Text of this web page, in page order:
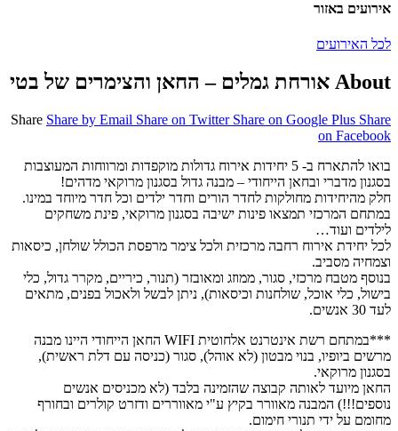
אירועים באזור
לכל האירועים
About אורחת גמלים – החאן והצימרים של בטי
Share Share by Email Share on Twitter Share on Google Plus Share
on Facebook
בואו להתארח ב- 5 יחידות אירוח גדולות מוקפדות ומרווחות המעוצבות
בסגנון מדברי ובחאן הייחודי – מבנה גדול בסגנון מרוקאי מדהים!
חלק מהיחידות מחולקות לחדר הורים וחדר ילדים וכל חדר מיוחד במינו.
במתחם המרכזי תמצאו פינות ישיבה בסגנון מרוקאי, פינת משחקים
לילדים ועוד…
לכל יחידת אירוח רחבה מרכזית ולכל צימר מרפסת הכולל שולחן, כיסאות
וצמחיה מסביב.
בנוסף מטבח מרכזי, סגור, ממוזג ומאובזר (תנור, כיריים, מקרר גדול, כלי
בישול, כלי אוכל, שולחנות וכיסאות), ניתן לבשל ולאכול בפנים, מתאים
לעד 30 אנשים.
***במתחם רשת אינטרנט אלחוטית WIFI החאן הייחודי היינו מבנה
מרשים ביופיו, בנוי מבטון (לא אוהל), סגור (כניסה עם דלת ראשית),
בסגנון מרוקאי.
החאן מיועד לאותה קבוצה שהזמינה בלבד (לא מכניסים אנשים
נוספים!!!) המבנה מאוורר בקיץ ע"י מאווררים ודזרט קולרים ובחורף
מחומם על ידי תנורי חימום.